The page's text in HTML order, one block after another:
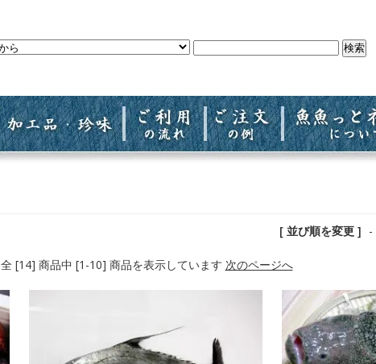
[ 並び順を変更 ] -
全 [14] 商品中 [1-10] 商品を表示しています 次のページへ